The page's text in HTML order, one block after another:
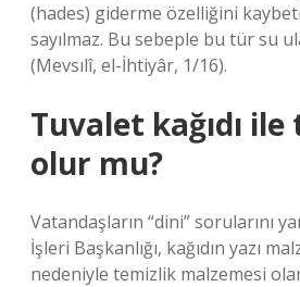
(hades) giderme özelliğini
sayılmaz. Bu sebeple bu tür su
(Mevsılî, el-İhtiyâr, 1/16).
Tuvalet kağıdı
olur mu?
Vatandaşların “dini” sorularını
İşleri Başkanlığı, kağıdın yazı
nedeniyle temizlik malzemesi